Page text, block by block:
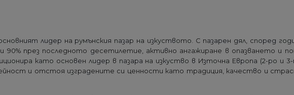
лидер на румънския пазар на изкуството. С пазарен дял, според
90% през последното десетилетие, активно ангажиране в опазването и
като основен лидер в пазара на изкуство в Източна Европа (2-ро и
и отстоя изградените си ценности като традиция, качество и